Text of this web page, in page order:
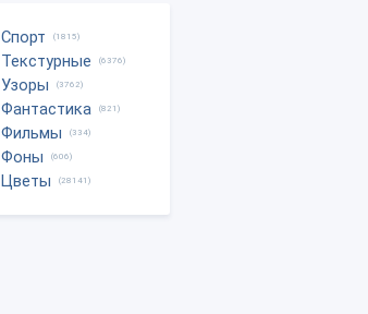
Спорт (1815)
Текстурные (6376)
Узоры (3762)
Фантастика (821)
Фильмы (334)
Фоны (606)
Цветы (28141)